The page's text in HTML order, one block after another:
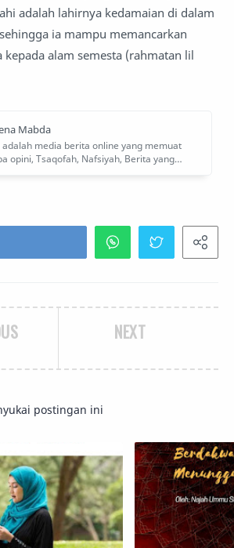
adalah lahirnya kedamaian di dalam
ia mampu memancarkan
alam semesta (rahmatan lil
NEXT
postingan ini